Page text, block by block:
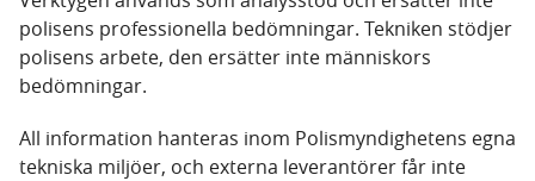
polisens professionella bedömningar. Tekniken stödjer
polisens arbete, den ersätter inte människors
bedömningar.
All information hanteras inom Polismyndighetens egna
tekniska miljöer, och externa leverantörer får inte